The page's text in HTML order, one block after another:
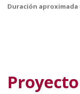
Duración aproximada